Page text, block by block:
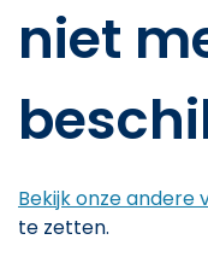
niet
Bekijk onze andere
te zetten.